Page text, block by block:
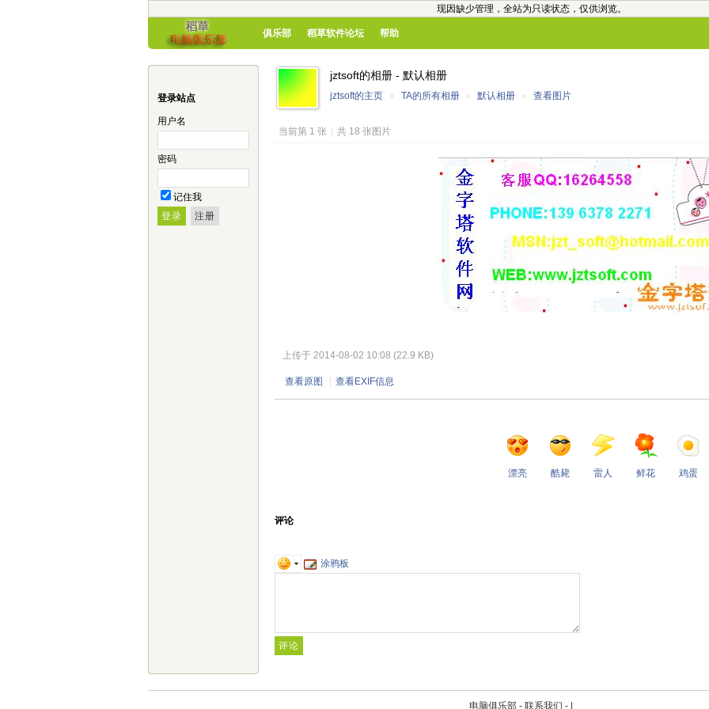
现因缺少管理，全站为只读状态，仅供浏览。
俱乐部 稻草软件论坛 帮助
登录站点
用户名
密码
记住我
jztsoft的相册 - 默认相册
jztsoft的主页 » TA的所有相册 » 默认相册 » 查看图片
当前第 1 张 共 18 张图片
上传于 2014-08-02 10:08 (22.9 KB)
查看原图 查看EXIF信息
漂亮 酷毙 雷人 鲜花 鸡蛋
评论
涂鸦板
电脑俱乐部 - 联系我们 -